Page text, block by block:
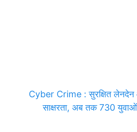
Cyber ​​Crime : सुरक्षित लेनदेन
साक्षरता, अब तक 730